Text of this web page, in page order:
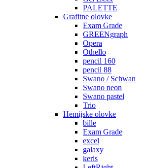
PALETTE
Grafitne olovke
Exam Grade
GREENgraph
Opera
Othello
pencil 160
pencil 88
Swano / Schwan
Swano neon
Swano pastel
Trio
Hemijske olovke
bille
Exam Grade
excel
galaxy
keris